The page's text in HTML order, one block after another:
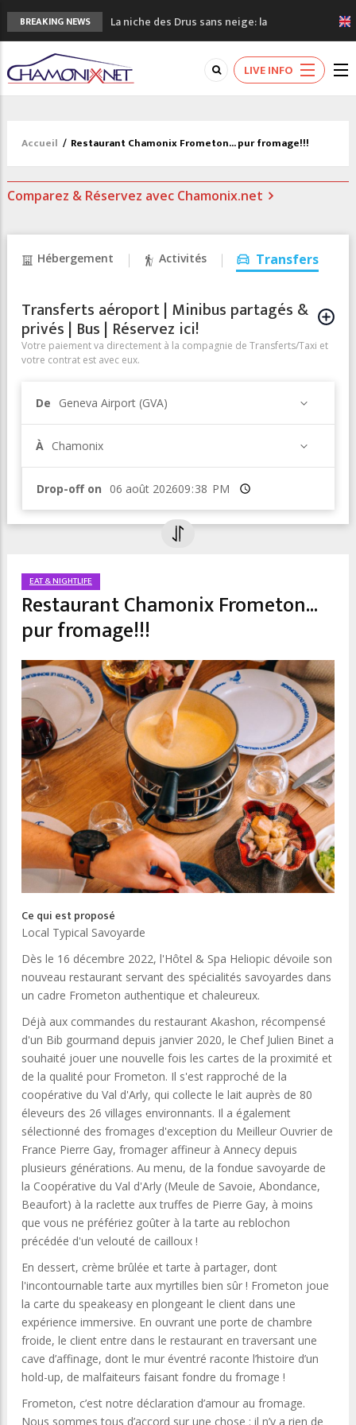
BREAKING NEWS
La niche des Drus sans neige: la
sécheresse en haute montagne
3 bonnes raisons pour visiter le nouveau
Musée du Mont-Blanc
Accidents en montagne: 3 personnes sont
Craft ouvre un nouveau magasin de course
LIVE INFO
Accueil / Restaurant Chamonix Frometon... pur fromage!!!
Comparez & Réservez avec Chamonix.net
Hébergement Activités Transfers
Transferts aéroport | Minibus partagés &
privés | Bus | Réservez ici!
Votre paiement va directement à la compagnie de Transferts/Taxi et
votre contrat est avec eux.
De Geneva Airport (GVA)
À Chamonix
Drop-off on Heure
EAT & NIGHTLIFE
Restaurant Chamonix Frometon...
pur fromage!!!
Ce qui est proposé
Local Typical Savoyarde
Dès le 16 décembre 2022, l'Hôtel & Spa Heliopic dévoile son
nouveau restaurant servant des spécialités savoyardes dans
un cadre Frometon authentique et chaleureux.
Déjà aux commandes du restaurant Akashon, récompensé
d'un Bib gourmand depuis janvier 2020, le Chef Julien Binet a
souhaité jouer une nouvelle fois les cartes de la proximité et
de la qualité pour Frometon. Il s'est rapproché de la
coopérative du Val d'Arly, qui collecte le lait auprès de 80
éleveurs des 26 villages environnants. Il a également
sélectionné des fromages d'exception du Meilleur Ouvrier de
France Pierre Gay, fromager affineur à Annecy depuis
plusieurs générations. Au menu, de la fondue savoyarde de
la Coopérative du Val d'Arly (Meule de Savoie, Abondance,
Beaufort) à la raclette aux truffes de Pierre Gay, à moins
que vous ne préfériez goûter à la tarte au reblochon
précédée d'un velouté de cailloux !
En dessert, crème brûlée et tarte à partager, dont
l'incontournable tarte aux myrtilles bien sûr ! Frometon joue
la carte du speakeasy en plongeant le client dans une
expérience immersive. En ouvrant une porte de chambre
froide, le client entre dans le restaurant en traversant une
cave d’affinage, dont le mur éventré raconte l’histoire d’un
hold-up, de malfaiteurs faisant fondre du fromage !
Frometon, c’est notre déclaration d’amour au fromage.
Nous sommes tous d’accord sur une chose : il n’y a rien de